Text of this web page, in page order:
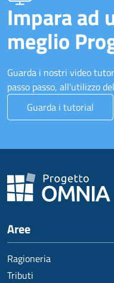
Impara ad
meglio
Guarda i nostri video
passo passo, all'utilizzo
Guarda i tutorial
Aree
Ragioneria
Tributi